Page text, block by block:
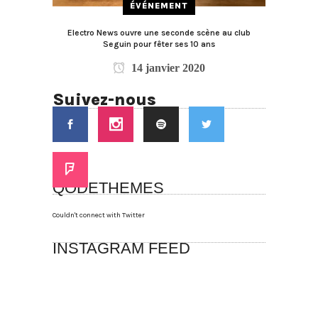
ÉVÉNEMENT
Electro News ouvre une seconde scène au club
Seguin pour fêter ses 10 ans
14 janvier 2020
Suivez-nous
QODETHEMES
Couldn't connect with Twitter
INSTAGRAM FEED